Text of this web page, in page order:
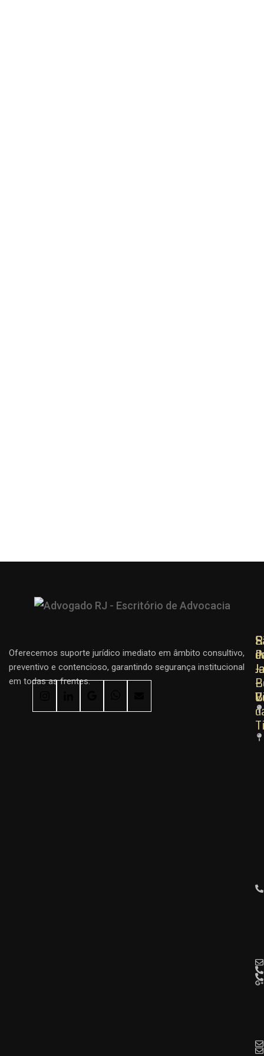
Oferecemos suporte jurídico imediato em âmbito consultivo,
preventivo e contencioso, garantindo segurança institucional
em todas as frentes.
–
–
–